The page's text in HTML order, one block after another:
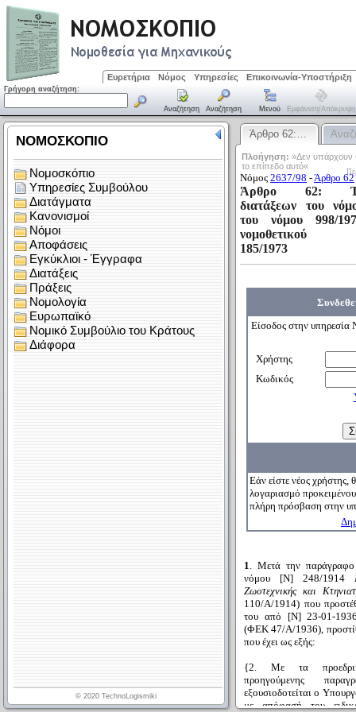
Ευρετήρια Νόμος Υπηρεσίες Επικοινωνία-Υποστήριξη
Γρήγορη αναζήτηση:
Αναζήτηση Αναζήτηση Μενού Εμφάνιση/απόκρυψη
Άρθρο 62:…